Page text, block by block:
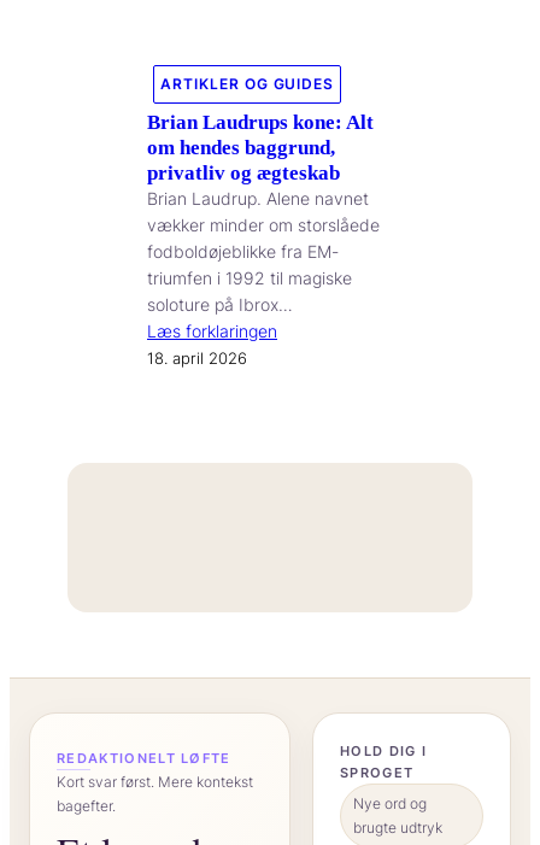
ARTIKLER OG GUIDES
Brian Laudrups kone: Alt
om hendes baggrund,
privatliv og ægteskab
Brian Laudrup. Alene navnet
vækker minder om storslåede
fodboldøjeblikke fra EM-
triumfen i 1992 til magiske
soloture på Ibrox…
Læs forklaringen
18. april 2026
“
REDAKTIONELT LØFTE
Kort svar først. Mere kontekst
bagefter.
HOLD DIG I
SPROGET
Nye ord og
brugte udtryk